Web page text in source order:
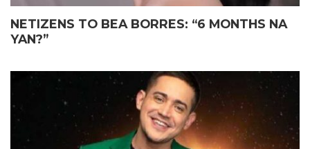
NETIZENS TO BEA BORRES: “6 MONTHS NA
YAN?”